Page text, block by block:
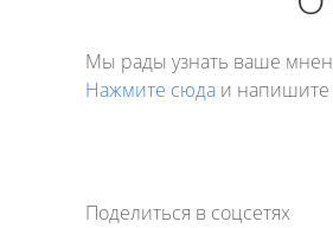
Мы рады узнать ваше
Нажмите сюда и напишите
Поделиться в соцсетях